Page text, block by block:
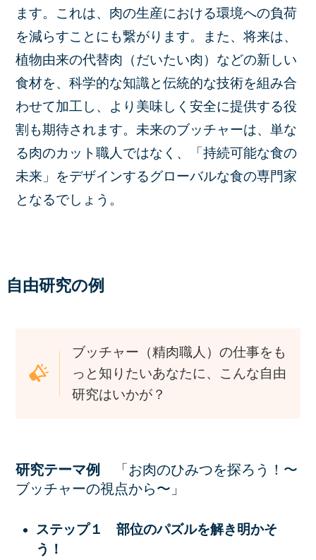
ます。これは、肉の生産における環境への負荷
を減らすことにも繋がります。また、将来は、
植物由来の代替肉（だいたい肉）などの新しい
食材を、科学的な知識と伝統的な技術を組み合
わせて加工し、より美味しく安全に提供する役
割も期待されます。未来のブッチャーは、単な
る肉のカット職人ではなく、「持続可能な食の
未来」をデザインするグローバルな食の専門家
となるでしょう。
自由研究の例
ブッチャー（精肉職人）の仕事をも
っと知りたいあなたに、こんな自由
研究はいかが？
研究テーマ例
「お肉のひみつを探ろう！〜
ブッチャーの視点から〜」
ステップ１ 部位のパズルを解き明かそ
う！